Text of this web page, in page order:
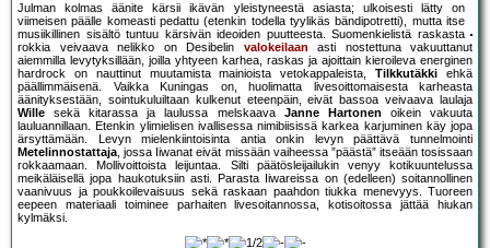
Julman kolmas äänite kärsii ikävän yleistyneestä asiasta; ulkoisesti lätty on
viimeisen päälle komeasti pedattu (etenkin todella tyylikäs bändipotretti), mutta itse
musiikillinen sisältö tuntuu kärsivän ideoiden puutteesta. Suomenkielistä raskasta
rokkia veivaava nelikko on Desibelin valokeilaan asti nostettuna vakuuttanut
aiemmilla levytyksillään, joilla yhtyeen karhea, raskas ja ajoittain kieroileva energinen
hardrock on nauttinut muutamista mainioista vetokappaleista,Tilkkutäkki ehkä
päällimmäisenä. Vaikka Kuningas on, huolimatta livesoittomaisesta karheasta
äänityksestään, sointukuluiltaan kulkenut eteenpäin, eivät bassoa veivaava laulaja
Wille sekä kitarassa ja laulussa melskaava Janne Hartonen oikein vakuuta
lauluannillaan. Etenkin ylimielisen ivallisessa nimibiisissä karkea karjuminen käy jopa
ärsyttämään. Levyn mielenkiintoisinta antia onkin levyn päättävä tunnelmointi
Metelinnostattaja, jossa Iiwanat eivät missään vaiheessa ”päästä” itseään tosissaan
rokkaamaan. Mollivoittoista leijuntaa. Silti päätösleijailukin venyy kotikuuntelussa
meikäläisellä jopa haukotuksiin asti. Parasta Iiwareissa on (edelleen) soitannollinen
vaanivuus ja poukkoilevaisuus sekä raskaan paahdon tiukka menevyys. Tuoreen
eepeen materiaali toiminee parhaiten livesoitannossa, kotisoitossa jättää hiukan
kylmäksi.